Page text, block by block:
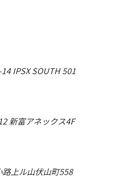
IPSX SOUTH 501
新富アネックス4F
上ル山伏山町558